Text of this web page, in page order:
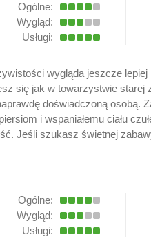
Ogólne:
Wygląd:
Usługi:
wygląda jeszcze
się jak w towarzystwie starej
doświadczoną osobą.
i wspaniałemu ciału
Jeśli szukasz świetnej
Ogólne:
Wygląd:
Usługi: